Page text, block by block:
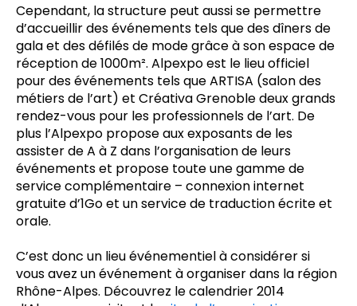
Cependant, la structure peut aussi se permettre
d’accueillir des événements tels que des dîners de
gala et des défilés de mode grâce à son espace de
réception de 1000m². Alpexpo est le lieu officiel
pour des événements tels que ARTISA (salon des
métiers de l’art) et Créativa Grenoble deux grands
rendez-vous pour les professionnels de l’art. De
plus l’Alpexpo propose aux exposants de les
assister de A à Z dans l’organisation de leurs
événements et propose toute une gamme de
service complémentaire – connexion internet
gratuite d’1Go et un service de traduction écrite et
orale.
C’est donc un lieu événementiel à considérer si
vous avez un événement à organiser dans la région
Rhône-Alpes. Découvrez le calendrier 2014